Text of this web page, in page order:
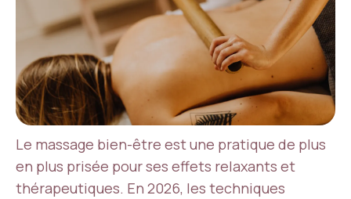
Le massage bien-être est une pratique de plus
en plus prisée pour ses effets relaxants et
thérapeutiques. En 2026, les techniques